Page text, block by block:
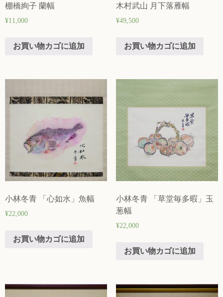
棚橋絢子 蘭幅
¥11,000
お買い物カゴに追加
木村武山 月下落雁幅
¥49,500
お買い物カゴに追加
小林冬青 「心如水」魚幅
¥22,000
お買い物カゴに追加
小林冬青 「草堂毎多暇」玉
葱幅
¥22,000
お買い物カゴに追加